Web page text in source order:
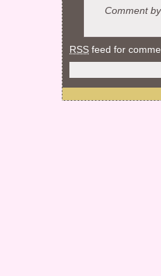
Comment by
RSS feed for